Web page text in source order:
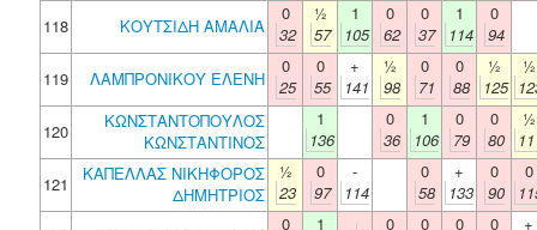
118
ΚΟΥΤΣΙΔΗ ΑΜΑΛΙΑ
0
32
½
57
1
105
0
62
0
37
1
114
0
94
119
ΛΑΜΠΡΟΝΙΚΟΥ ΕΛΕΝΗ
0
25
0
55
+
141
½
98
0
71
0
88
½
125
½
120
ΚΩΝΣΤΑΝΤΟΠΟΥΛΟΣ
ΚΩΝΣΤΑΝΤΙΝΟΣ
1
136
0
36
1
106
0
79
0
80
½
121
ΚΑΠΕΛΛΑΣ ΝΙΚΗΦΟΡΟΣ
ΔΗΜΗΤΡΙΟΣ
½
23
0
97
-
114
0
58
+
133
0
90
0
0
1
0
0
0
0
+